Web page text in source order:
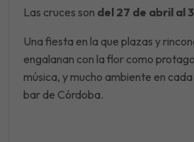
Las cruces son del 27 de abril al
Una fiesta en la que plazas y
engalanan con la flor como
música, y mucho ambiente en
bar de Córdoba.